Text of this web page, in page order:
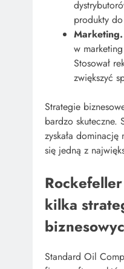
produkty
Marketing.
w
Stosował
zwiększyć
Strategie
bardzo skuteczne.
zyskała dominację
się jedną z
Rockefeller
kilka
Standard Oil